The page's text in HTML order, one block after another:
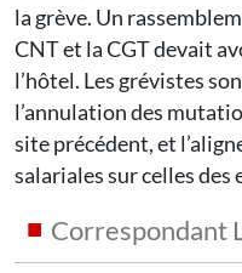
la grève. Un
CNT et la CGT devait
l’hôtel. Les grévistes
l’annulation des
site précédent, et
salariales sur celles des
Correspondant